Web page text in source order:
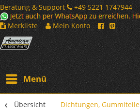
Beratung & Support
+49 5221 1747944
Merkliste
Mein Konto
Menü
Übersicht Dichtungen, Gummiteile